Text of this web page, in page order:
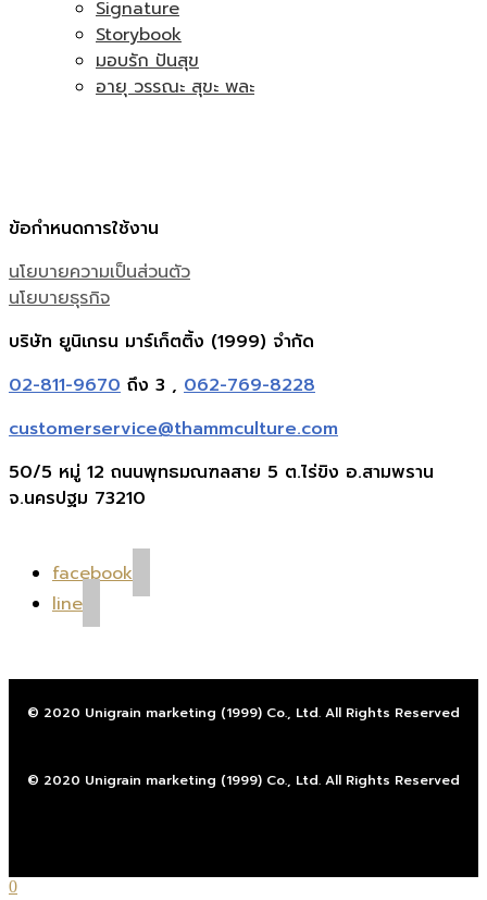
Signature
Storybook
มอบรัก ปันสุข
อายุ วรรณะ สุขะ พละ
ข้อกำหนดการใช้งาน
นโยบายความเป็นส่วนตัว
นโยบายธุรกิจ
บริษัท ยูนิเกรน มาร์เก็ตติ้ง (1999) จำกัด
02-811-9670 ถึง 3 , 062-769-8228
customerservice@thammculture.com
50/5 หมู่ 12 ถนนพุทธมณฑลสาย 5 ต.ไร่ขิง อ.สามพราน
จ.นครปฐม 73210
facebook
line
© 2020 Unigrain marketing (1999) Co., Ltd. All Rights Reserved
© 2020 Unigrain marketing (1999) Co., Ltd. All Rights Reserved
0